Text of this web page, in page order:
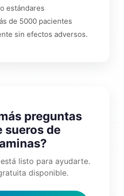
estándares
de 5000 pacientes
sin efectos adversos.
preguntas
sueros de
listo para ayudarte.
disponible.